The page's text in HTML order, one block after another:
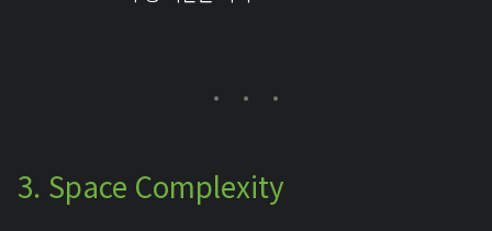
3. Space Complexity